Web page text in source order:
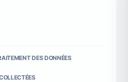
DES DONNÉES